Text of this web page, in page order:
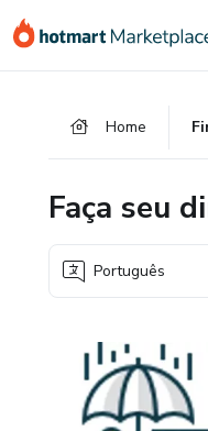
para
para
para
Home
Faça seu
Português